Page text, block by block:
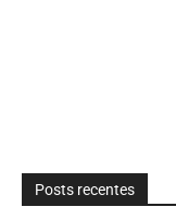
Posts recentes